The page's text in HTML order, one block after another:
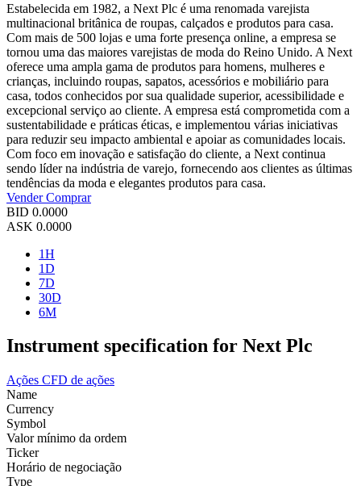
Estabelecida em 1982, a Next Plc é uma renomada varejista
multinacional britânica de roupas, calçados e produtos para casa.
Com mais de 500 lojas e uma forte presença online, a empresa se
tornou uma das maiores varejistas de moda do Reino Unido. A Next
oferece uma ampla gama de produtos para homens, mulheres e
crianças, incluindo roupas, sapatos, acessórios e mobiliário para
casa, todos conhecidos por sua qualidade superior, acessibilidade e
excepcional serviço ao cliente. A empresa está comprometida com a
sustentabilidade e práticas éticas, e implementou várias iniciativas
para reduzir seu impacto ambiental e apoiar as comunidades locais.
Com foco em inovação e satisfação do cliente, a Next continua
sendo líder na indústria de varejo, fornecendo aos clientes as últimas
tendências da moda e elegantes produtos para casa.
VenderComprar
BID 0.0000
ASK 0.0000
1H
1D
7D
30D
6M
Instrument specification for Next Plc
Ações CFD de ações
Name
Currency
Symbol
Valor mínimo da ordem
Ticker
Horário de negociação
Type